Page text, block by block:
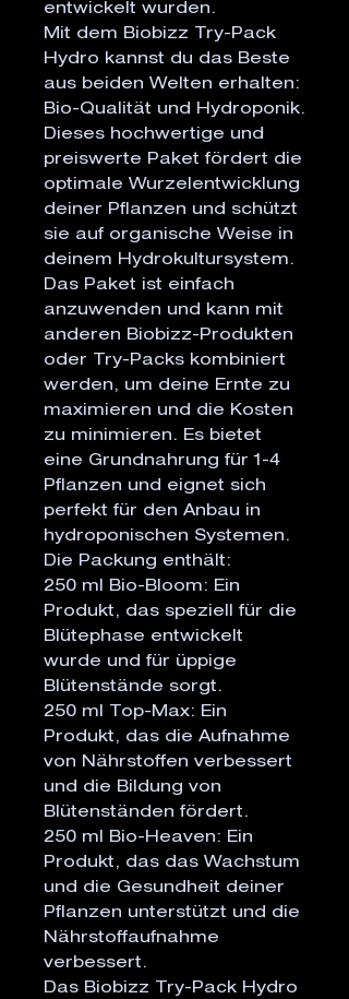
entwickelt wurden.
Mit dem Biobizz Try-Pack
Hydro kannst du das Beste
aus beiden Welten erhalten:
Bio-Qualität und Hydroponik.
Dieses hochwertige und
preiswerte Paket fördert die
optimale Wurzelentwicklung
deiner Pflanzen und schützt
sie auf organische Weise in
deinem Hydrokultursystem.
Das Paket ist einfach
anzuwenden und kann mit
anderen Biobizz-Produkten
oder Try-Packs kombiniert
werden, um deine Ernte zu
maximieren und die Kosten
zu minimieren. Es bietet
eine Grundnahrung für 1-4
Pflanzen und eignet sich
perfekt für den Anbau in
hydroponischen Systemen.
Die Packung enthält:
250 ml Bio-Bloom: Ein
Produkt, das speziell für die
Blütephase entwickelt
wurde und für üppige
Blütenstände sorgt.
250 ml Top-Max: Ein
Produkt, das die Aufnahme
von Nährstoffen verbessert
und die Bildung von
Blütenständen fördert.
250 ml Bio-Heaven: Ein
Produkt, das das Wachstum
und die Gesundheit deiner
Pflanzen unterstützt und die
Nährstoffaufnahme
verbessert.
Das Biobizz Try-Pack Hydro